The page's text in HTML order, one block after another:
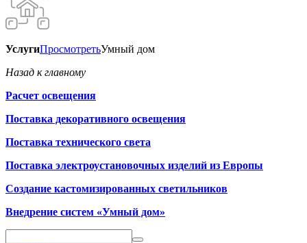
УслугиПросмотретьУмный дом
Назад к главному
Расчет освещения
Поставка декоративного освещения
Поставка технического света
Поставка электроустановочных изделий из Европы
Создание кастомизированных светильников
Внедрение систем «Умный дом»